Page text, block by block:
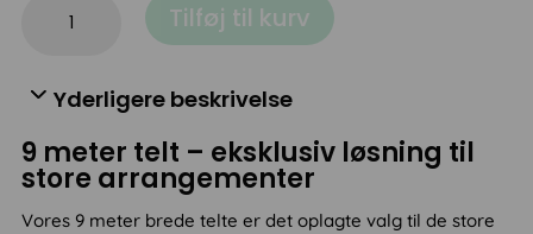
meter
antal
Tilføj til kurv
Yderligere beskrivelse
9 meter telt – eksklusiv løsning til
store arrangementer
Vores 9 meter brede telte er det oplagte valg til de store